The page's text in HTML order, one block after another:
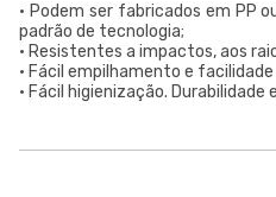
• Podem ser fabricados em PP
padrão de tecnologia;
• Resistentes a impactos, aos
• Fácil empilhamento e
• Fácil higienização. Durabilidade